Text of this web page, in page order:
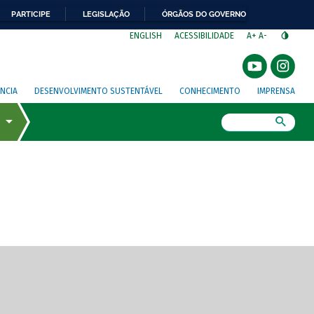
PARTICIPE LEGISLAÇÃO ÓRGÃOS DO GOVERNO
ENGLISH ACESSIBILIDADE A+ A-
DESENVOLVIMENTO SUSTENTÁVEL CONHECIMENTO IMPRENSA
de tela